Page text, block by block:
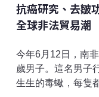
抗癌研究、去皺
全球非法貿易潮
今年6月12日，南
歲男子。這名男子
生生的毒蠍，每隻